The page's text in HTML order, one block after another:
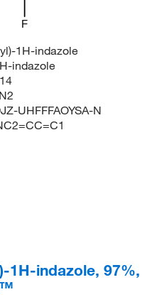
F
1H-indazole
indazole
UHFFFAOYSA-N
1H-indazole, 97%,